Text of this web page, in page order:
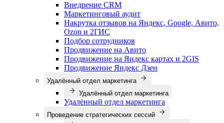
Внедрение CRM
Маркетинговый аудит
Накрутка отзывов на Яндекс, Google, Авито,
Ozon и 2ГИС
Подбор сотрудников
Продвижение на Авито
Продвижение на Яндекс картах и 2GIS
Продвижение Яндекс Дзен
Удалённый отдел маркетинга
Удалённый отдел маркетинга
Удалённый отдел маркетинга
Проведение стратегических сессий